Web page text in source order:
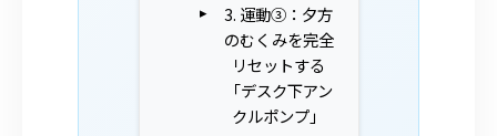
3. 運動③：夕方
のむくみを完全
リセットする
「デスク下アン
クルポンプ」